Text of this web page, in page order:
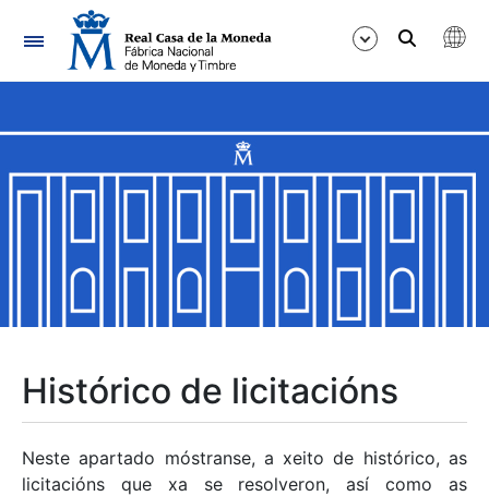
Navegación
Mostrar/Ocultar
Mostrar/Ocultar
Mostrar/Ocultar
Histórico de licitacións
Neste apartado móstranse, a xeito de histórico, as
licitacións que xa se resolveron, así como as